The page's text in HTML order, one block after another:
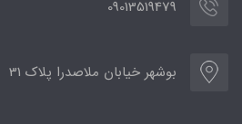
09013519479
بوشهر خیابان ملاصدرا پلاک 31